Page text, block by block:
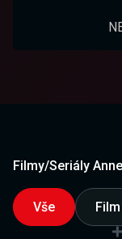
Filmy/Seriály
Vše Film